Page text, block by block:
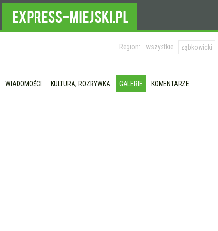
Region: wszystkie ząbkowicki
WIADOMOŚCI KULTURA, ROZRYWKA GALERIE KOMENTARZE